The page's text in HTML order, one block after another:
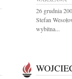
26 grudnia
Stefan
wybitna...